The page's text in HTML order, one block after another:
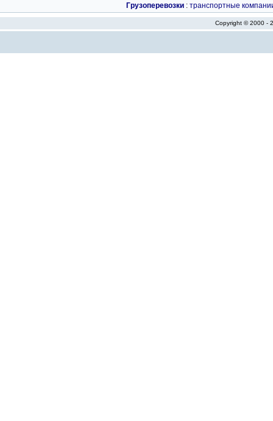
Грузоперевозки : транспортные
Copyright © 2000 -